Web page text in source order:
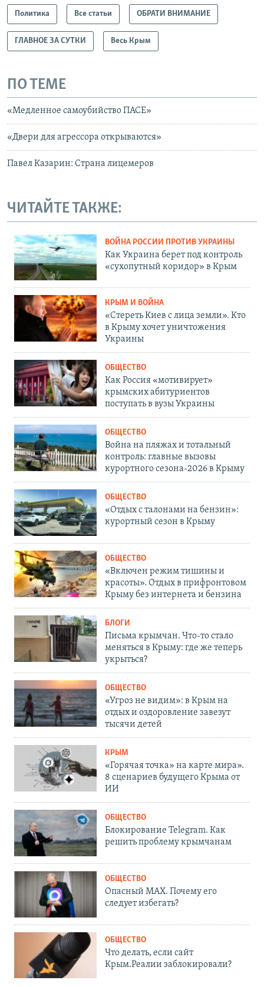
Политика Все статьи ОБРАТИ ВНИМАНИЕ
ГЛАВНОЕ ЗА СУТКИ Весь Крым
ПО ТЕМЕ
«Медленное самоубийство ПАСЕ»
«Двери для агрессора открываются»
Павел Казарин: Страна лицемеров
ЧИТАЙТЕ ТАКЖЕ:
ВОЙНА РОССИИ ПРОТИВ УКРАИНЫ
Как Украина берет под контроль
«сухопутный коридор» в Крым
КРЫМ И ВОЙНА
«Стереть Киев с лица земли». Кто
в Крыму хочет уничтожения
Украины
ОБЩЕСТВО
Как Россия «мотивирует»
крымских абитуриентов
поступать в вузы Украины
ОБЩЕСТВО
Война на пляжах и тотальный
контроль: главные вызовы
курортного сезона-2026 в Крыму
ОБЩЕСТВО
«Отдых с талонами на бензин»:
курортный сезон в Крыму
ОБЩЕСТВО
«Включен режим тишины и
красоты». Отдых в прифронтовом
Крыму без интернета и бензина
БЛОГИ
Письма крымчан. Что-то стало
меняться в Крыму: где же теперь
укрыться?
ОБЩЕСТВО
«Угроз не видим»: в Крым на
отдых и оздоровление завезут
тысячи детей
КРЫМ
«Горячая точка» на карте мира».
8 сценариев будущего Крыма от
ИИ
ОБЩЕСТВО
Блокирование Telegram. Как
решить проблему крымчанам
ОБЩЕСТВО
Опасный MAX. Почему его
следует избегать?
ОБЩЕСТВО
Что делать, если сайт
Крым.Реалии заблокировали?